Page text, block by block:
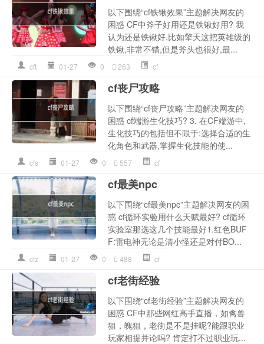
以下围绕“cf铁锹效果”主题解决网友的
困惑 CF中斧子好用还是铁锹好用? 我
认为还是铁锹好,比如擎天这把英雄级的
铁锹,非常不错,但是斧头也很好,最...
cft 01-27 0 263 cf
cf丧尸攻略
以下围绕“cf丧尸攻略”主题解决网友的
困惑 cf端游生化技巧? 3. 在CF端游中,
生化技巧的包括但不限于:选择合适的生
化角色和武器,掌握生化技能的使...
cfs 01-27 0 557 cf
cf最美npc
以下围绕“cf最美npc”主题解决网友的困
惑 cf循环实验用什么天赋最好? cf循环
实验室那选这几个技能最好1.红色BUF
F:雷电神无论是清小怪还是对付BO...
cfz 01-27 0 488 cf
cf老街经验
以下围绕“cf老街经验”主题解决网友的
困惑 CF中那些网红高手直播，如禽兽
狙，魄狙，老街是不是挂呢?能跟职业
玩家相提并论吗? 肯定打不过职业玩...